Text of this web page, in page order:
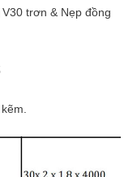
trơn & Nẹp đồng